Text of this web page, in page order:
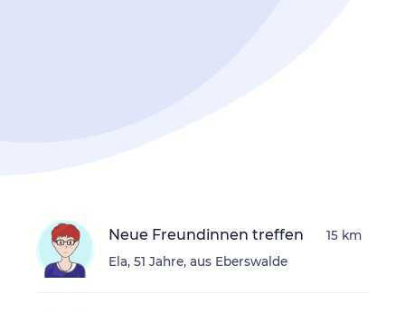
Neue Freundinnen treffen
Ela, 51 Jahre, aus Eberswalde
15 km